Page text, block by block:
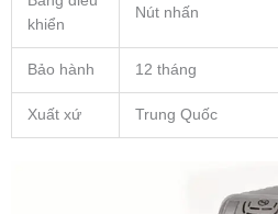
khiển
Nút nhấn
Bảo hành 12 tháng
Xuất xứ Trung Quốc